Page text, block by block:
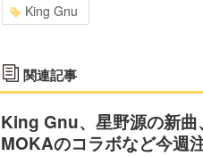
King Gnu
関連記事
King Gnu、星野源の新
MOKAのコラボなど今週